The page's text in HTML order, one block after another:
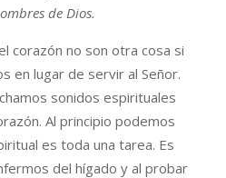
de Dios.
corazón no son otra cosa si
en lugar de servir al Señor.
sonidos espirituales
Al principio podemos
es toda una tarea. Es
del hígado y al probar